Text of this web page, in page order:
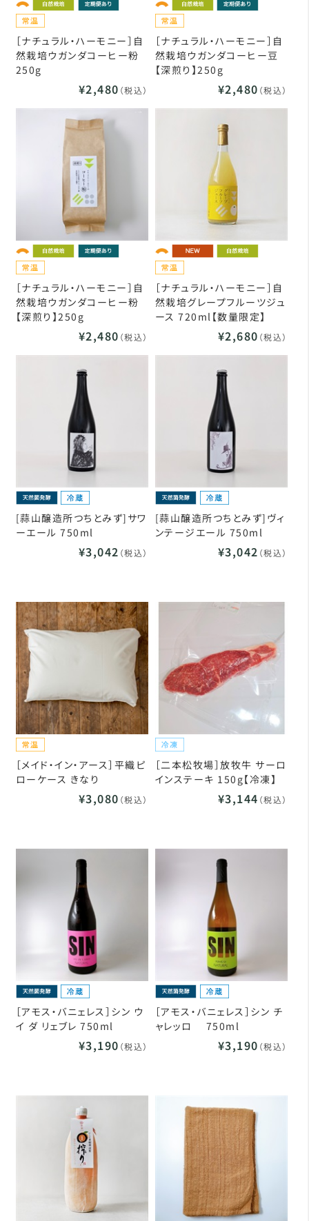
［ナチュラル・ハーモニー］自
然栽培ウガンダコーヒー粉
250g
¥2,480 （税込）
［ナチュラル・ハーモニー］自
然栽培ウガンダコーヒー豆
【深煎り】250g
¥2,480 （税込）
［ナチュラル・ハーモニー］自
然栽培ウガンダコーヒー粉
【深煎り】250g
¥2,480 （税込）
［ナチュラル・ハーモニー］自
然栽培グレープフルーツジュ
ース 720ml【数量限定】
¥2,680 （税込）
[蒜山醸造所つちとみず]サワ
ーエール 750ml
¥3,042 （税込）
[蒜山醸造所つちとみず]ヴィ
ンテージエール 750ml
¥3,042 （税込）
［メイド・イン・アース］平織ピ
ローケース きなり
¥3,080 （税込）
［二本松牧場］放牧牛 サーロ
インステーキ 150g【冷凍】
¥3,144 （税込）
［アモス・バニェレス］シン ウ
イ ダ リェブレ 750ml
¥3,190 （税込）
［アモス・バニェレス］シン チ
ャレッロ 750ml
¥3,190 （税込）